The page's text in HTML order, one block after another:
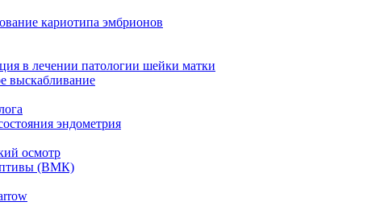
кариотипа эмбрионов
в лечении патологии шейки матки
выскабливание
эндометрия
осмотр
(ВМК)